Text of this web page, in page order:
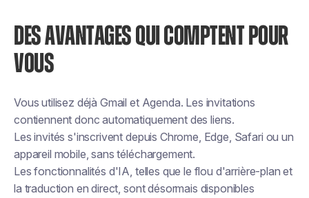
DES AVANTAGES QUI COMPTENT POUR
VOUS
Vous utilisez déjà Gmail et Agenda. Les invitations
contiennent donc automatiquement des liens.
Les invités s'inscrivent depuis Chrome, Edge, Safari ou un
appareil mobile, sans téléchargement.
Les fonctionnalités d'IA, telles que le flou d'arrière-plan et
la traduction en direct, sont désormais disponibles